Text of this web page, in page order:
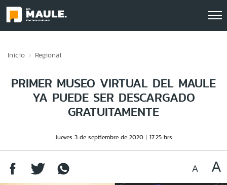
Inicio Regional
PRIMER MUSEO VIRTUAL DEL MAULE
YA PUEDE SER DESCARGADO
GRATUITAMENTE
Jueves 3 de septiembre de 2020 17:25 hrs